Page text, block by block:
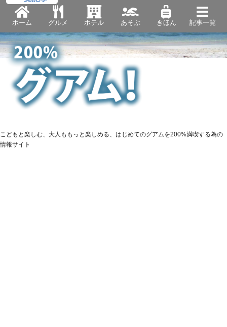
ホーム グルメ ホテル あそぶ きほん 記事一覧
こどもと楽しむ、大人ももっと楽しめる、はじめてのグアムを200%満喫する為の
情報サイト